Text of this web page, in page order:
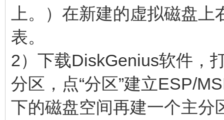
上。）在新建的虚拟磁盘
表。
2）下载DiskGenius软件，
分区，点“分区”建立ESP/
下的磁盘空间再建一个主分